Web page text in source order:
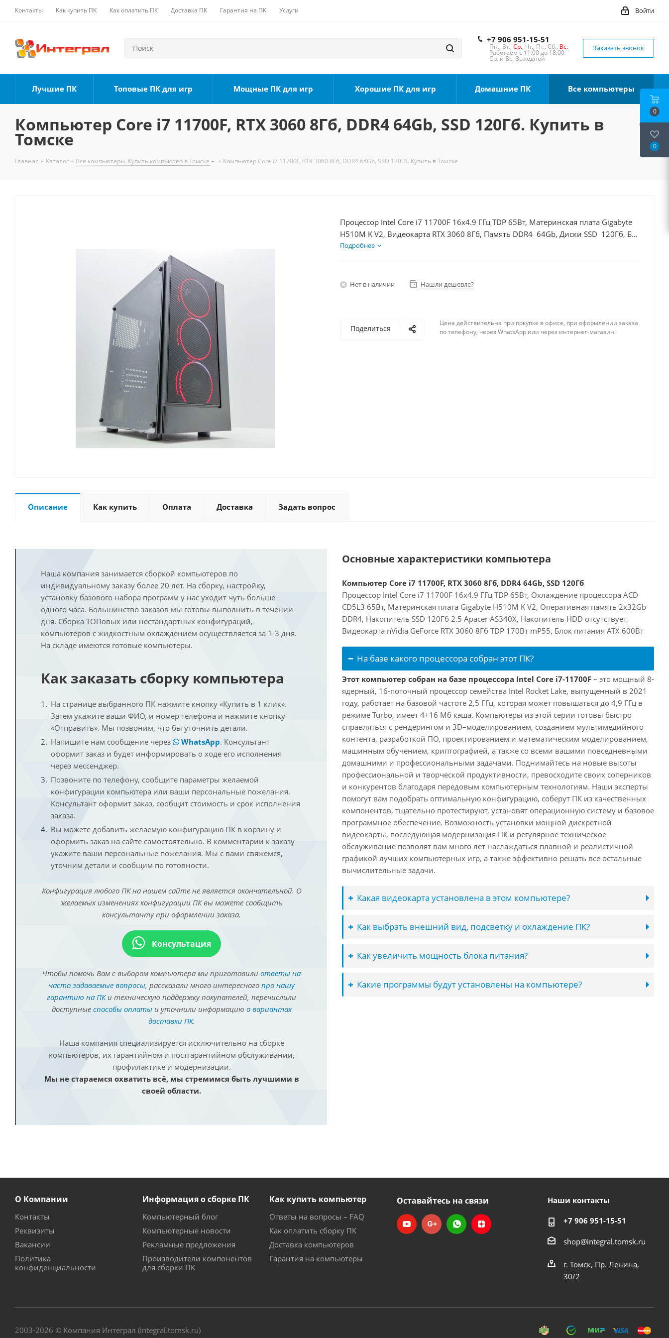
Контакты Как купить ПК Как оплатить ПК Доставка ПК Гарантия на ПК Услуги Войти
+7 906 951-15-51
Пн., Вт., Ср., Чт., Пт., Сб., Вс.
Работаем с 11:00 до 18:00
Ср. и Вс. Выходной
Заказать звонок
Лучшие ПК Топовые ПК для игр Мощные ПК для игр Хорошие ПК для игр Домашние ПК Все компьютеры
Компьютер Core i7 11700F, RTX 3060 8Гб, DDR4 64Gb, SSD 120Гб. Купить в
Томске
Главная - Каталог - Все компьютеры. Купить компьютер в Томске - Компьютер Core i7 11700F, RTX 3060 8Гб, DDR4 64Gb, SSD 120Гб. Купить в Томске
Процессор Intel Core i7 11700F 16x4.9 ГГц TDP 65Вт, Материнская плата Gigabyte
H510M K V2, Видеокарта RTX 3060 8Гб, Память DDR4 64Gb, Диски SSD 120Гб, БП
600Вт
Подробнее
Нет в наличии Нашли дешевле?
Поделиться
Цена действительна при покупке в офисе, при оформлении заказа
по телефону, через WhatsApp или через интернет-магазин.
Описание Как купить Оплата Доставка Задать вопрос
Наша компания занимается сборкой компьютеров по
индивидуальному заказу более 20 лет. На сборку, настройку,
установку базового набора программ у нас уходит чуть больше
одного часа. Большинство заказов мы готовы выполнить в течении
дня. Сборка ТОПовых или нестандартных конфигураций,
компьютеров с жидкостным охлаждением осуществляется за 1-3 дня.
На складе имеются готовые компьютеры.
Как заказать сборку компьютера
На странице выбранного ПК нажмите кнопку «Купить в 1 клик».
Затем укажите ваши ФИО, и номер телефона и нажмите кнопку
«Отправить». Мы позвоним, что бы уточнить детали.
Напишите нам сообщение через
WhatsApp. Консультант
оформит заказ и будет информировать о ходе его исполнения
через мессенджер.
Позвоните по телефону, сообщите параметры желаемой
конфигурации компьютера или ваши персональные пожелания.
Консультант оформит заказ, сообщит стоимость и срок исполнения
заказа.
Вы можете добавить желаемую конфигурацию ПК в корзину и
оформить заказ на сайте самостоятельно. В комментарии к заказу
укажите ваши персональные пожелания. Мы с вами свяжемся,
уточним детали и сообщим по готовности.
Конфигурация любого ПК на нашем сайте не является окончательной. О
желаемых изменениях конфигурации ПК вы можете сообщить
консультанту при оформлении заказа.
Консультация
Чтобы помочь Вам с выбором компьютера мы приготовили ответы на
часто задаваемые вопросы, рассказали много интересного про нашу
гарантию на ПКи техническую поддержку покупателей, перечислили
доступные способы оплатыи уточнили информацию о вариантах
доставки ПК.
Наша компания специализируется исключительно на сборке
компьютеров, их гарантийном и постгарантийном обслуживании,
профилактике и модернизации.
Мы не стараемся охватить всё, мы стремимся быть лучшими в
своей области.
Основные характеристики компьютера
Компьютер Core i7 11700F, RTX 3060 8Гб, DDR4 64Gb, SSD 120Гб
Процессор Intel Core i7 11700F 16x4.9 ГГц TDP 65Вт, Охлаждение процессора ACD
CD5L3 65Вт, Материнская плата Gigabyte H510M K V2, Оперативная память 2x32Gb
DDR4, Накопитель SSD 120Гб 2.5 Apacer AS340X, Накопитель HDD отсутствует,
Видеокарта nVidia GeForce RTX 3060 8Гб TDP 170Вт mP55, Блок питания ATX 600Вт
На базе какого процессора собран этот ПК?
Этот компьютер собран на базе процессора Intel Core i7-11700F – это мощный 8-
ядерный, 16-поточный процессор семейства Intel Rocket Lake, выпущенный в 2021
году, работает на базовой частоте 2,5 ГГц, которая может повышаться до 4,9 ГГц в
режиме Turbo, имеет 4+16 Мб кэша. Компьютеры из этой серии готовы быстро
справляться с рендерингом и 3D–моделированием, созданием мультимедийного
контента, разработкой ПО, проектированием и математическим моделированием,
машинным обучением, криптографией, а также со всеми вашими повседневными
домашними и профессиональными задачами. Поднимайтесь на новые высоты
профессиональной и творческой продуктивности, превосходите своих соперников
и конкурентов благодаря передовым компьютерным технологиям. Наши эксперты
помогут вам подобрать оптимальную конфигурацию, соберут ПК из качественных
компонентов, тщательно протестируют, установят операционную систему и базовое
программное обеспечение. Возможность установки мощной дискретной
видеокарты, последующая модернизация ПК и регулярное техническое
обслуживание позволят вам много лет наслаждаться плавной и реалистичной
графикой лучших компьютерных игр, а также эффективно решать все остальные
вычислительные задачи.
Какая видеокарта установлена в этом компьютере?
Как выбрать внешний вид, подсветку и охлаждение ПК?
Как увеличить мощность блока питания?
Какие программы будут установлены на компьютере?
О Компании
Контакты
Реквизиты
Вакансии
Политика
конфиденциальности
Информация о сборке ПК
Компьютерный блог
Компьютерные новости
Рекламные предложения
Производители компонентов
для сборки ПК
Как купить компьютер
Ответы на вопросы – FAQ
Как оплатить сборку ПК
Доставка компьютеров
Гарантия на компьютеры
Оставайтесь на связи Наши контакты
+7 906 951-15-51
shop@integral.tomsk.ru
г. Томск, Пр. Ленина,
30/2
2003-2026 © Компания Интеграл (integral.tomsk.ru)
0
0